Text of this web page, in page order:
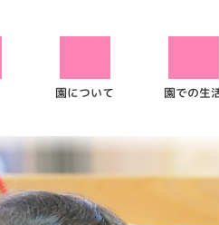
園について 園での生